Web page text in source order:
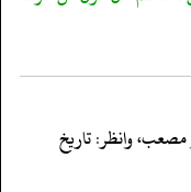
مصعب، وانظر: تاريخ